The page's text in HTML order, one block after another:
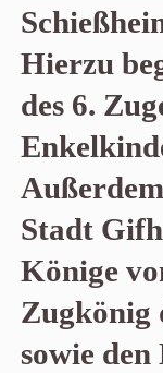
Hierzu
des 6.
Stadt
Könige
Zugkönig
sowie